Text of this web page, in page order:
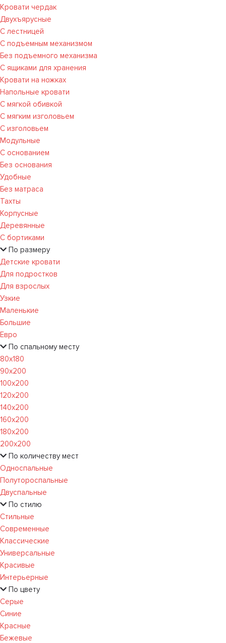
Кровати чердак
Двухъярусные
С лестницей
С подъемным механизмом
Без подъемного механизма
С ящиками для хранения
Кровати на ножках
Напольные кровати
С мягкой обивкой
С мягким изголовьем
С изголовьем
Модульные
С основанием
Без основания
Удобные
Без матраса
Тахты
Корпусные
Деревянные
С бортиками
По размеру
Детские кровати
Для подростков
Для взрослых
Узкие
Маленькие
Большие
Евро
По спальному месту
80х180
90х200
100х200
120x200
140х200
160х200
180х200
200х200
По количеству мест
Односпальные
Полутороспальные
Двуспальные
По стилю
Стильные
Современные
Классические
Универсальные
Красивые
Интерьерные
По цвету
Серые
Синие
Красные
Бежевые